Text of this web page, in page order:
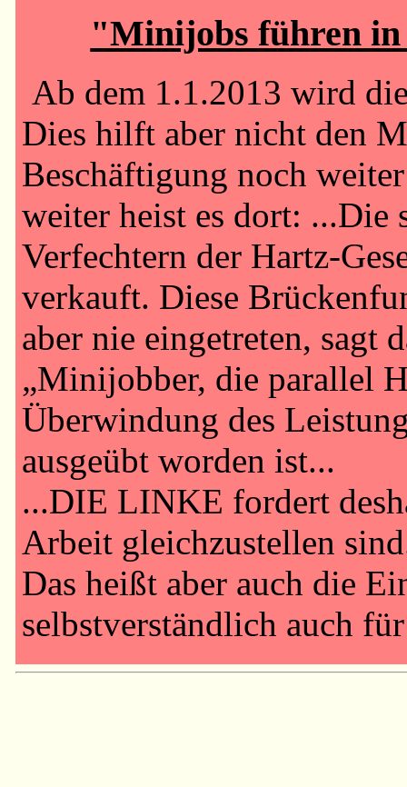
"Minijobs führen in
Ab dem 1.1.2013 wird
Dies hilft aber nicht den
Beschäftigung noch
weiter heist es dort: ...Die
Verfechtern der Hartz-
verkauft. Diese
aber nie eingetreten, sagt
„Minijobber, die parallel
Überwindung des
ausgeübt worden ist...
...DIE LINKE fordert
Arbeit gleichzustellen
Das heißt aber auch die
selbstverständlich auch